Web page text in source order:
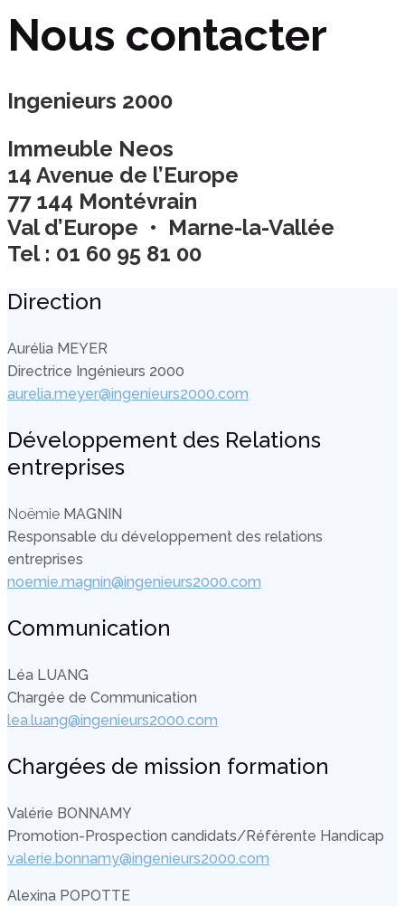
Nous contacter
Ingenieurs 2000
Immeuble Neos
14 Avenue de l’Europe
77 144 Montévrain
Val d’Europe • Marne-la-Vallée
Tel : 01 60 95 81 00
Direction
Aurélia MEYER
Directrice Ingénieurs 2000
aurelia.meyer@ingenieurs2000.com
Développement des Relations
entreprises
Noëmie MAGNIN
Responsable du développement des relations
entreprises
noemie.magnin@ingenieurs2000.com
Communication
Léa LUANG
Chargée de Communication
lea.luang@ingenieurs2000.com
Chargées de mission formation
Valérie BONNAMY
Promotion-Prospection candidats/Référente Handicap
valerie.bonnamy@ingenieurs2000.com
Alexina POPOTTE